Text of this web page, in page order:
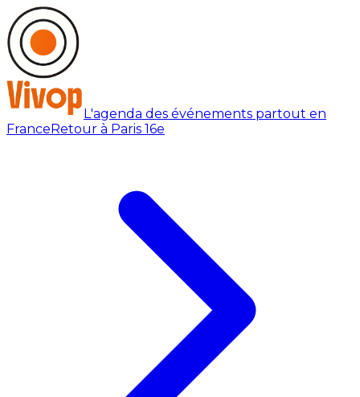
L'agenda des événements partout en
FranceRetour à Paris 16e